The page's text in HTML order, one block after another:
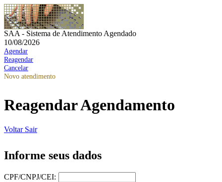
SAA - Sistema de Atendimento Agendado
10/08/2026
Agendar
Reagendar
Cancelar
Novo atendimento
Reagendar Agendamento
Voltar Sair
Informe seus dados
CPF/CNPJ/CEI: